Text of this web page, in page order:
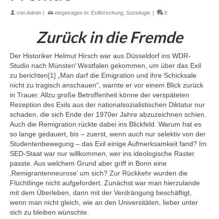
vonAdmin | eingetragen in: Exilforschung Soziologie | 0
Zurück in die Fremde
Der Historiker Helmut Hirsch war aus Düsseldorf ins WDR-
Studio nach Münster/ Westfalen gekommen, um über das Exil
zu berichten[1] „Man darf die Emigration und ihre Schicksale
nicht zu tragisch anschauen“, warnte er vor einem Blick zurück
in Trauer. Allzu große Betroffenheit könne der verspäteten
Rezeption des Exils aus der nationalsozialistischen Diktatur nur
schaden, die sich Ende der 1970er Jahre abzuzeichnen schien.
Auch die Remigration rückte dabei ins Blickfeld. Warum hat es
so lange gedauert, bis – zuerst, wenn auch nur selektiv von der
Studentenbewegung – das Exil einige Aufmerksamkeit fand? Im
SED-Staat war nur willkommen, wer ins ideologische Raster
passte. Aus welchem Grund aber griff in Bonn eine
‚Remigrantenneurose’ um sich? Zur Rückkehr wurden die
Flüchtlinge nicht aufgefordert. Zunächst war man hierzulande
mit dem Überleben, dann mit der Verdrängung beschäftigt,
wenn man nicht gleich, wie an den Universitäten, lieber unter
sich zu bleiben wünschte.